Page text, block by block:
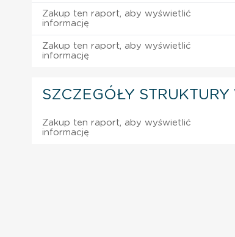
Zakup ten raport, aby wyświetlić
informację
Zakup ten raport, aby wyświetlić
informację
SZCZEGÓŁY
Zakup ten raport, aby wyświetlić
informację